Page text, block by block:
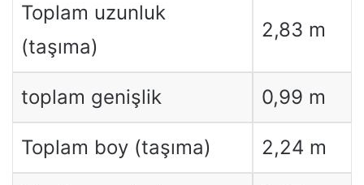
Toplam uzunluk
(taşıma)
2,83 m
toplam genişlik 0,99 m
Toplam boy (taşıma) 2,24 m